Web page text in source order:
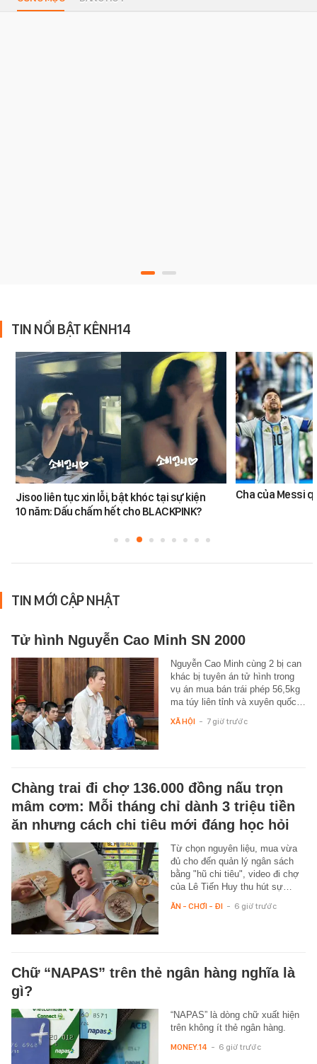
TIN NỔI BẬT KÊNH14
Jisoo liên tục xin lỗi, bật khóc tại sự kiện
10 năm: Dấu chấm hết cho BLACKPINK?
Cha của Messi
TIN MỚI CẬP NHẬT
Tử hình Nguyễn Cao Minh SN 2000
Nguyễn Cao Minh cùng 2 bị can
khác bị tuyên án tử hình trong
vụ án mua bán trái phép 56,5kg
ma túy liên tỉnh và xuyên quốc…
XÃ HỘI - 7 giờ trước
Chàng trai đi chợ 136.000 đồng nấu trọn
mâm cơm: Mỗi tháng chỉ dành 3 triệu tiền
ăn nhưng cách chi tiêu mới đáng học hỏi
Từ chọn nguyên liệu, mua vừa
đủ cho đến quản lý ngân sách
bằng "hũ chi tiêu", video đi chợ
của Lê Tiến Huy thu hút sự…
ĂN - CHƠI - ĐI - 6 giờ trước
Chữ “NAPAS” trên thẻ ngân hàng nghĩa là
gì?
“NAPAS” là dòng chữ xuất hiện
trên không ít thẻ ngân hàng.
MONEY.14 - 6 giờ trước